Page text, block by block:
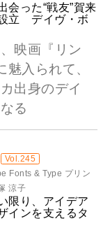
会った“戦友”賀来
立 デイヴ・ボ
映画『リン
魅入られて、
出身のデイ
る
Vol.245
Fonts & Type プリン
涼子
限り、アイデア
インを支えるタ